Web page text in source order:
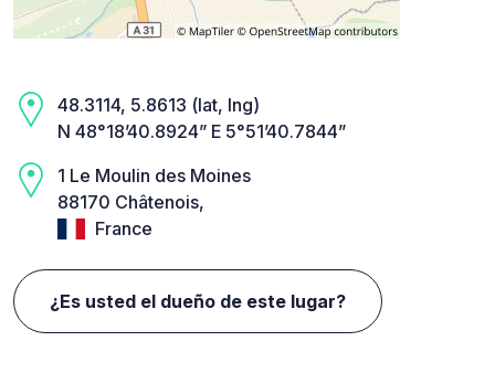
48.3114, 5.8613 (lat, lng)
N 48°18’40.8924” E 5°51’40.7844”
1 Le Moulin des Moines
88170 Châtenois,
France
¿Es usted el dueño de este lugar?